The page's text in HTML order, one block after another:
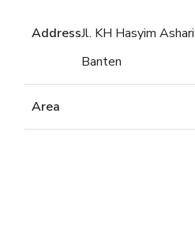
AddressJl. KH Hasyim
Banten
Area